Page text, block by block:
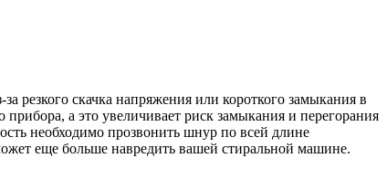
резкого скачка напряжения или короткого замыкания в
а это увеличивает риск замыкания и перегорания
необходимо прозвонить шнур по всей длине
еще больше навредить вашей стиральной машине.